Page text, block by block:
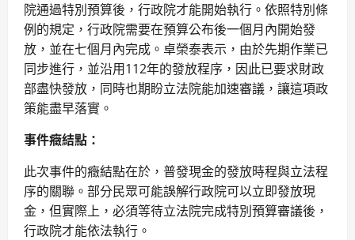
院通過特別預算後，行政院才能開始執行。依照特別條
例的規定，行政院需要在預算公布後一個月內開始發
放，並在七個月內完成。卓榮泰表示，由於先期作業已
同步進行，並沿用112年的發放程序，因此已要求財政
部盡快發放，同時也期盼立法院能加速審議，讓這項政
策能盡早落實。
事件癥結點：
此次事件的癥結點在於，普發現金的發放時程與立法程
序的關聯。部分民眾可能誤解行政院可以立即發放現
金，但實際上，必須等待立法院完成特別預算審議後，
行政院才能依法執行。